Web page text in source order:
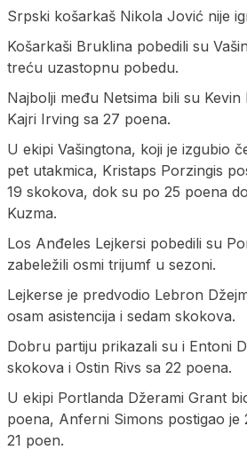
Srpski košarkaš Nikola Jović nije
Košarkaši Bruklina pobedili su
treću uzastopnu pobedu.
Najbolji među Netsima bili su
Kajri Irving sa 27 poena.
U ekipi Vašingtona, koji je izgubio
pet utakmica, Kristaps Porzingis
19 skokova, dok su po 25 poena
Kuzma.
Los Anđeles Lejkersi pobedili su
zabeležili osmi trijumf u sezoni.
Lejkerse je predvodio Lebron
osam asistencija i sedam skokova.
Dobru partiju prikazali su i Entoni
skokova i Ostin Rivs sa 22 poena.
U ekipi Portlanda Džerami Grant
poena, Anferni Simons postigao je
21 poen.